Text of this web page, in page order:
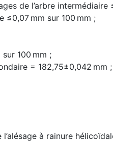
de l’arbre intermédiaire
≤0,07 mm sur 100 mm ;
100 mm ;
= 182,75±0,042 mm ;
à rainure